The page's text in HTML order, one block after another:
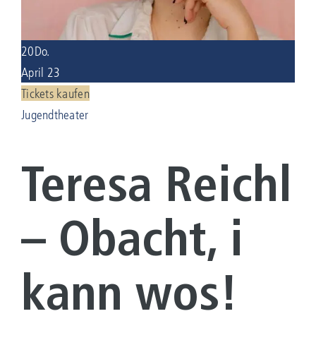
SERVICE
KONTAKT
20Do.
April 23
Tickets kaufen
Jugendtheater
Teresa Reichl
– Obacht, i
kann wos!